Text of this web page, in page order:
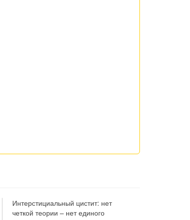
Интерстициальный цистит: нет
четкой теории – нет единого